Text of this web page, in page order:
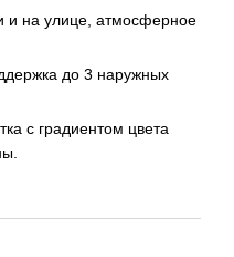
и на улице, атмосферное
до 3 наружных
с градиентом цвета